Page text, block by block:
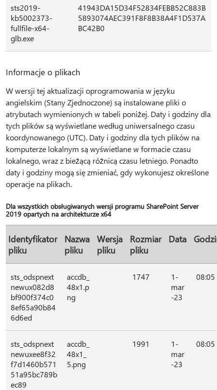
sts2019-
kb5002373-
fullfile-x64-
glb.exe
41943DA15D34F52834FEBB52C883B
5893074AEC391F8F8B38A4F1D537A
BC42B0
Informacje o plikach
W wersji tej aktualizacji oprogramowania w języku
angielskim (Stany Zjednoczone) są instalowane pliki o
atrybutach wymienionych w tabeli poniżej. Daty i godziny dla
tych plików są wyświetlane według uniwersalnego czasu
koordynowanego (UTC). Daty i godziny dla tych plików na
komputerze lokalnym są wyświetlane w formacie czasu
lokalnego, wraz z bieżącą różnicą czasu letniego. Ponadto
daty i godziny mogą się zmieniać, gdy wykonujesz określone
operacje na plikach.
Dla wszystkich obsługiwanych wersji programu SharePoint Server
2019 opartych na architekturze x64
Identyfikator
pliku
Nazwa
pliku
Wersja
pliku
Rozmiar
pliku
Data
sts_odspnext
newux082d8
bf900f374c0
8ef65a90b84
6d6ed
accdb_
48x1.p
ng
1747
1-
mar
-23
08:05
sts_odspnext
newuxee8f32
f7d1460b571
51a95bc789b
ec89
accdb_
48x1_
5.png
1991
1-
mar
-23
08:05